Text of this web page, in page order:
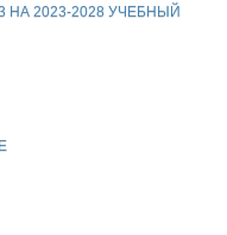
2023-2028 УЧЕБНЫЙ